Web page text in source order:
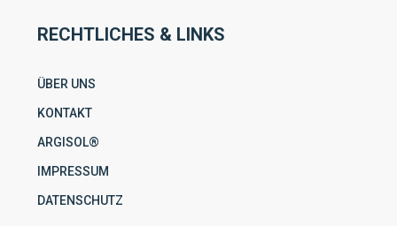
RECHTLICHES & LINKS
ÜBER UNS
KONTAKT
ARGISOL®
IMPRESSUM
DATENSCHUTZ